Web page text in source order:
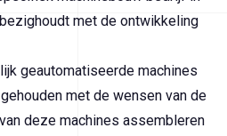
met de ontwikkeling
geautomatiseerde machines
met de wensen van de
deze machines assembleren